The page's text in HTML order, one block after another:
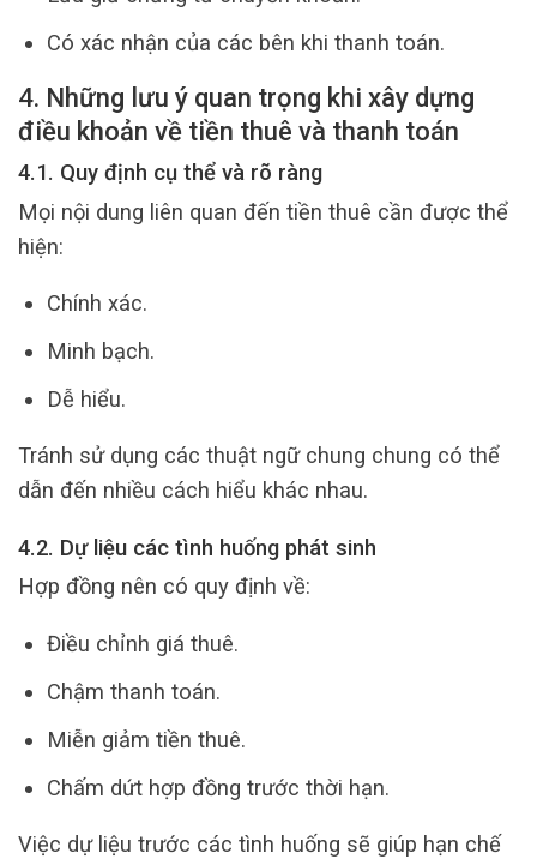
Có xác nhận của các bên khi thanh toán.
4. Những lưu ý quan trọng khi xây dựng
điều khoản về tiền thuê và thanh toán
4.1. Quy định cụ thể và rõ ràng
Mọi nội dung liên quan đến tiền thuê cần được thể
hiện:
Chính xác.
Minh bạch.
Dễ hiểu.
Tránh sử dụng các thuật ngữ chung chung có thể
dẫn đến nhiều cách hiểu khác nhau.
4.2. Dự liệu các tình huống phát sinh
Hợp đồng nên có quy định về:
Điều chỉnh giá thuê.
Chậm thanh toán.
Miễn giảm tiền thuê.
Chấm dứt hợp đồng trước thời hạn.
Việc dự liệu trước các tình huống sẽ giúp hạn chế